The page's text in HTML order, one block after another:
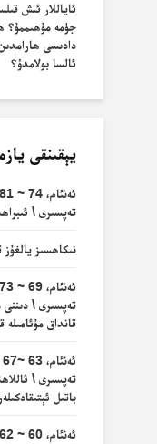
ئاياللار ئىش
جۈمە مۇھىممۇ؟
دادىسى
ئالسا بولامدۇ؟
يېقىنقى
تەپسىرى \
نىكاھسىز يالغۇز
تەپسىرى \ دىننى
قانداق مۇئامىلە
تەپسىرى \
باتىل